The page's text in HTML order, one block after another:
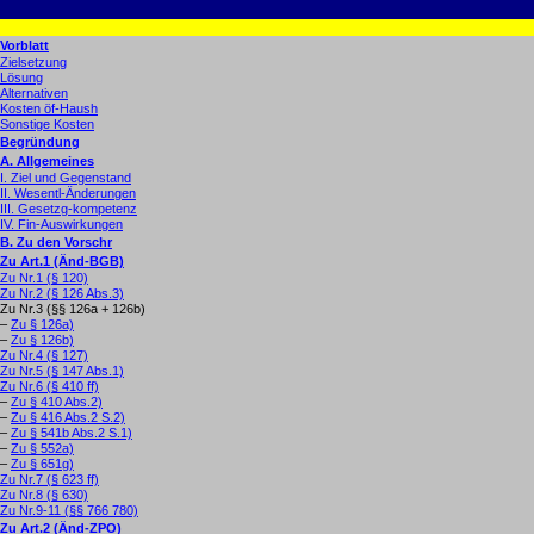
Vorblatt
Zielsetzung
Lösung
Alternativen
Kosten öf-Haush
Sonstige Kosten
Begründung
A. Allgemeines
I. Ziel und Gegenstand
II. Wesentl-Änderungen
III. Gesetzg-kompetenz
IV. Fin-Auswirkungen
B. Zu den Vorschr
Zu Art.1 (Änd-BGB)
Zu Nr.1 (§ 120)
Zu Nr.2 (§ 126 Abs.3)
Zu Nr.3 (§§ 126a + 126b)
– Zu § 126a)
– Zu § 126b)
Zu Nr.4 (§ 127)
Zu Nr.5 (§ 147 Abs.1)
Zu Nr.6 (§ 410 ff)
– Zu § 410 Abs.2)
– Zu § 416 Abs.2 S.2)
– Zu § 541b Abs.2 S.1)
– Zu § 552a)
– Zu § 651g)
Zu Nr.7 (§ 623 ff)
Zu Nr.8 (§ 630)
Zu Nr.9-11 (§§ 766 780)
Zu Art.2 (Änd-ZPO)